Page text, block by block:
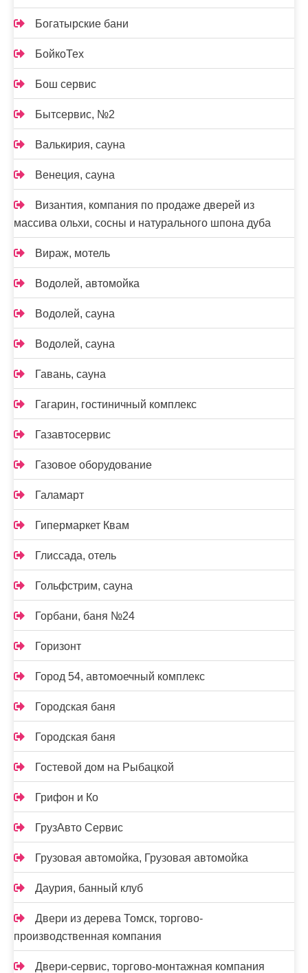
Богатырские бани
БойкоТех
Бош сервис
Бытсервис, №2
Валькирия, сауна
Венеция, сауна
Византия, компания по продаже дверей из
массива ольхи, сосны и натурального шпона дуба
Вираж, мотель
Водолей, автомойка
Водолей, сауна
Водолей, сауна
Гавань, сауна
Гагарин, гостиничный комплекс
Газавтосервис
Газовое оборудование
Галамарт
Гипермаркет Квам
Глиссада, отель
Гольфстрим, сауна
Горбани, баня №24
Горизонт
Город 54, автомоечный комплекс
Городская баня
Городская баня
Гостевой дом на Рыбацкой
Грифон и Ко
ГрузАвто Сервис
Грузовая автомойка, Грузовая автомойка
Даурия, банный клуб
Двери из дерева Томск, торгово-
производственная компания
Двери-сервис, торгово-монтажная компания